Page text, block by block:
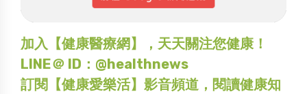
加入【健康醫療網】，天天關注您健康！
LINE＠ ID：@healthnews
訂閱【健康愛樂活】影音頻道，閱讀健康知